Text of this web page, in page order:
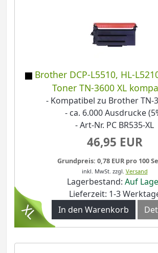
Brother DCP-L5510, HL-
Toner TN-3600 XL
- Kompatibel zu Brother TN-
- ca. 6.000 Ausdrucke
- Art-Nr. PC BR535-XL
46,95 EUR
Grundpreis: 0,78 EUR pro 100
inkl. MwSt. zzgl. Versand
Lagerbestand: Auf
Lieferzeit: 1-3
In den Warenkorb